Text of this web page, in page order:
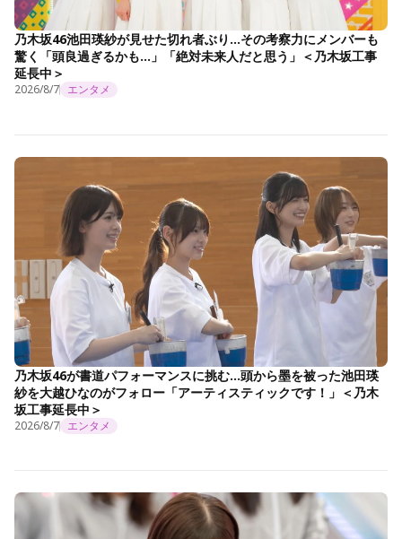
乃木坂46池田瑛紗が見せた切れ者ぶり…その考察力にメンバーも
驚く「頭良過ぎるかも…」「絶対未来人だと思う」＜乃木坂工事
延長中＞
2026/8/7 エンタメ
乃木坂46が書道パフォーマンスに挑む…頭から墨を被った池田瑛
紗を大越ひなのがフォロー「アーティスティックです！」＜乃木
坂工事延長中＞
2026/8/7 エンタメ